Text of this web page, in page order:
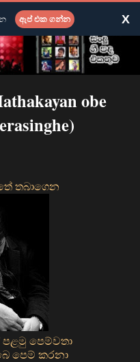
obe
තබාගෙන
පළමු පෙම්වතා
පෙම් කරනා
ඇප් එක ගන්න X